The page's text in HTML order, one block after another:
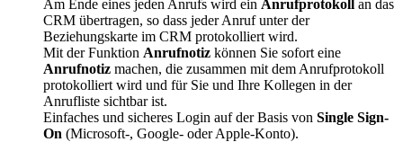
Am Ende eines jeden Anrufs wird ein Anrufprotokoll an das
CRM übertragen, so dass jeder Anruf unter der
Beziehungskarte im CRM protokolliert wird.
Mit der Funktion Anrufnotiz können Sie sofort eine
Anrufnotiz machen, die zusammen mit dem Anrufprotokoll
protokolliert wird und für Sie und Ihre Kollegen in der
Anrufliste sichtbar ist.
Einfaches und sicheres Login auf der Basis von Single Sign-
On (Microsoft-, Google- oder Apple-Konto).